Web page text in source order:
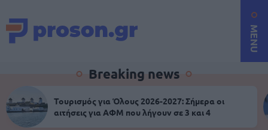
MENU
Breaking news
Τουρισμός για Όλους 2026-2027: Σήμερα οι
αιτήσεις για ΑΦΜ που λήγουν σε 3 και 4